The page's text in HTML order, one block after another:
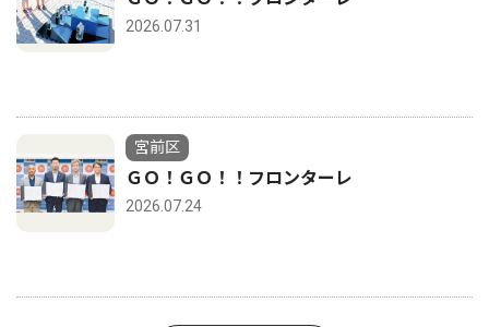
2026.07.31
宮前区
ＧＯ！ＧＯ！！フロンターレ
2026.07.24